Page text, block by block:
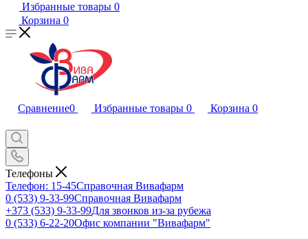
Избранные товары 0
Корзина 0
Сравнение0 Избранные товары 0 Корзина 0
Телефоны
Телефон: 15-45Справочная Вивафарм
0 (533) 9-33-99Справочная Вивафарм
+373 (533) 9-33-99Для звонков из-за рубежа
0 (533) 6-22-20Офис компании "Вивафарм"